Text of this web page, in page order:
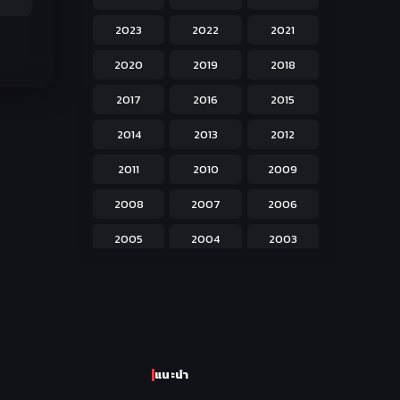
Hentai ลามก 42
Historical ประวัติศาสตร์
Horror หลอน
Isekai ต่างโลก 208
Josei สำหรับผู้หญิง
Kids สำหรับเด็ก 227
Magic เวทย์มนต์ 108
Martial Arts ศิลปะการต่อสู้ 38
Mystery ลึกลับ
2023 2022 2021
2020 2019 2018
2017 2016 2015
2014 2013 2012
2011 2010 2009
2008 2007 2006
2005 2004 2003
แนะนำ